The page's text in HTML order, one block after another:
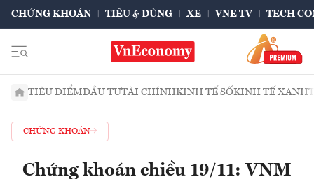
CHỨNG KHOÁN TIÊU & DÙNG XE VNE TV TECH
TIÊU ĐIỂMĐẦU TƯTÀI CHÍNHKINH TẾ SỐKINH TẾ XANH
CHỨNG KHOÁN
Chứng khoán chiều 19/11: VNM